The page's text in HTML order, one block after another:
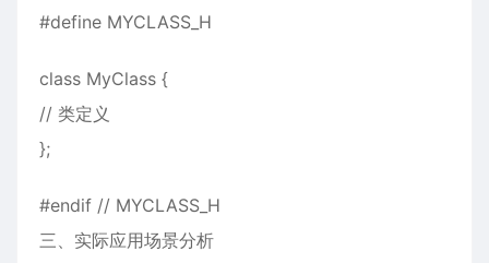
#define MYCLASS_H
class MyClass {
// 类定义
};
#endif // MYCLASS_H
三、实际应用场景分析